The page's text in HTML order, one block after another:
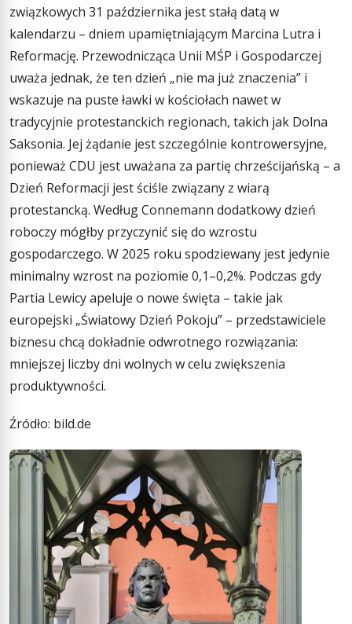
związkowych 31 października jest stałą datą w
kalendarzu – dniem upamiętniającym Marcina Lutra i
Reformację. Przewodnicząca Unii MŚP i Gospodarczej
uważa jednak, że ten dzień „nie ma już znaczenia” i
wskazuje na puste ławki w kościołach nawet w
tradycyjnie protestanckich regionach, takich jak Dolna
Saksonia. Jej żądanie jest szczególnie kontrowersyjne,
ponieważ CDU jest uważana za partię chrześcijańską – a
Dzień Reformacji jest ściśle związany z wiarą
protestancką. Według Connemann dodatkowy dzień
roboczy mógłby przyczynić się do wzrostu
gospodarczego. W 2025 roku spodziewany jest jedynie
minimalny wzrost na poziomie 0,1–0,2%. Podczas gdy
Partia Lewicy apeluje o nowe święta – takie jak
europejski „Światowy Dzień Pokoju” – przedstawiciele
biznesu chcą dokładnie odwrotnego rozwiązania:
mniejszej liczby dni wolnych w celu zwiększenia
produktywności.
Źródło: bild.de